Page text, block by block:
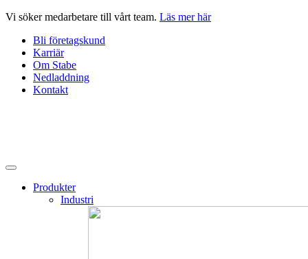
Hoppa
innehåll
Vi söker medarbetare till vårt team. Läs mer här
Bli företagskund
Karriär
Om Stabe
Nedladdning
Kontakt
Produkter
Industri